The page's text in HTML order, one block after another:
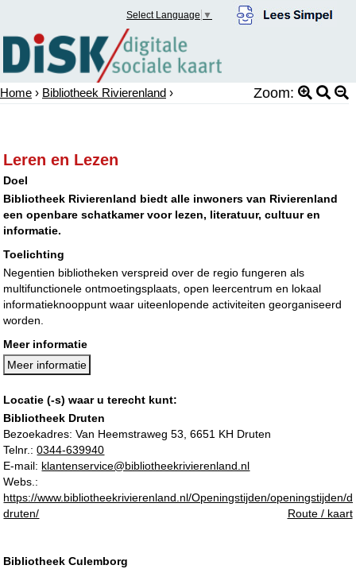
Select Language ▼
Home › Bibliotheek Rivierenland › Zoom:
Leren en Lezen
Doel
Bibliotheek Rivierenland biedt alle inwoners van Rivierenland
een openbare schatkamer voor lezen, literatuur, cultuur en
informatie.
Toelichting
Negentien bibliotheken verspreid over de regio fungeren als
multifunctionele ontmoetingsplaats, open leercentrum en lokaal
informatieknooppunt waar uiteenlopende activiteiten georganiseerd
worden.
Meer informatie
Meer informatie
Locatie (-s) waar u terecht kunt:
Bibliotheek Druten
Bezoekadres:Van Heemstraweg 53, 6651 KH Druten
Telnr.:0344-639940
E-mail: klantenservice@bibliotheekrivierenland.nl
Webs.:
https://www.bibliotheekrivierenland.nl/Openingstijden/openingstijden/
druten/
Route / kaart
Bibliotheek Culemborg